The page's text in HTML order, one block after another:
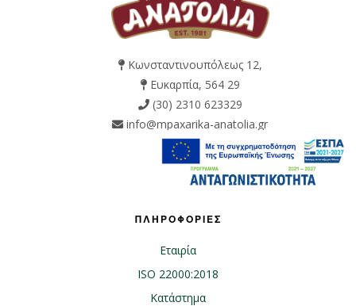
Κωνσταντινουπόλεως 12,
Ευκαρπία, 564 29
(30) 2310 623329
info@mpaxarika-anatolia.gr
ΠΛΗΡΟΦΟΡΙΕΣ
Εταιρία
ISO 22000:2018
Κατάστημα